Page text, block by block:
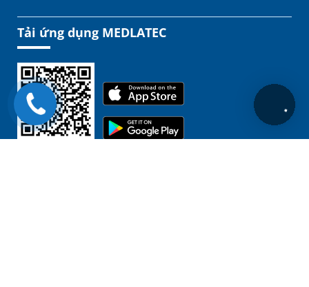
Tải ứng dụng MEDLATEC